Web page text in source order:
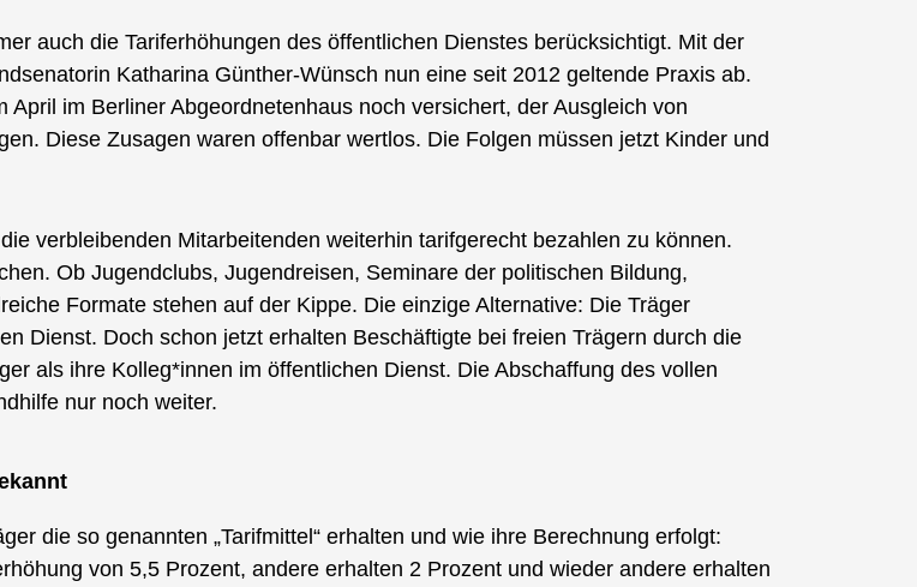
auch die Tariferhöhungen des öffentlichen Dienstes berücksichtigt. Mit der
Katharina Günther-Wünsch nun eine seit 2012 geltende Praxis ab.
im Berliner Abgeordnetenhaus noch versichert, der Ausgleich von
Diese Zusagen waren offenbar wertlos. Die Folgen müssen jetzt Kinder und
verbleibenden Mitarbeitenden weiterhin tarifgerecht bezahlen zu können.
Ob Jugendclubs, Jugendreisen, Seminare der politischen Bildung,
Formate stehen auf der Kippe. Die einzige Alternative: Die Träger
Dienst. Doch schon jetzt erhalten Beschäftigte bei freien Trägern durch die
als ihre Kolleg*innen im öffentlichen Dienst. Die Abschaffung des vollen
nur noch weiter.
die so genannten „Tarifmittel“ erhalten und wie ihre Berechnung erfolgt:
von 5,5 Prozent, andere erhalten 2 Prozent und wieder andere erhalten